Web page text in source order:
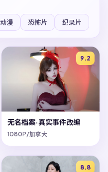
动漫 恐怖片 纪录片
9.2
无名档案·真实事件改编
1080P/加拿大
8.8